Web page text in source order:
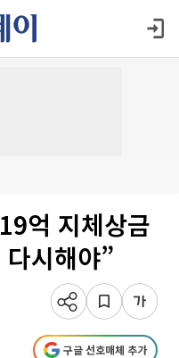
억 지체상금
시해야”
구글 선호매체 추가